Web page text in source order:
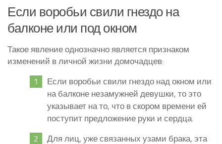
Если воробьи свили гнездо на
балконе или под окном
Такое явление однозначно является признаком
изменений в личной жизни домочадцев:
Если воробьи свили гнездо над окном или
на балконе незамужней девушки, то это
указывает на то, что в скором времени ей
поступит предложение руки и сердца.
Для лиц, уже связанных узами брака, эта